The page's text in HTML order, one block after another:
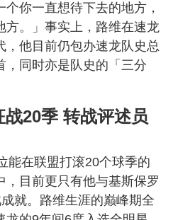
你一直想待下去的地方，
方。」事实上，路维在速龙
，他目前仍包办速龙队史总
，同时亦是队史的「三分
20季 转战评述员
能在联盟打滚20个球季的
，目前更只有他与基斯保罗
就。路维生涯的巅峰期全